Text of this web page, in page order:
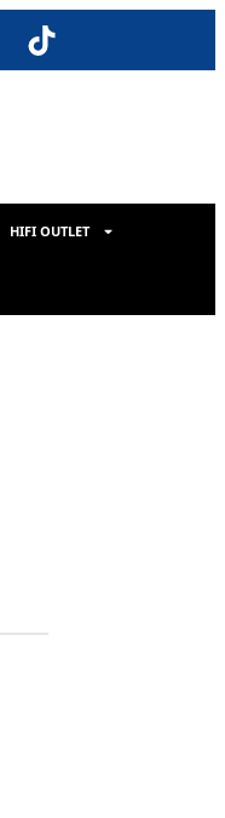
HIFI OUTLET